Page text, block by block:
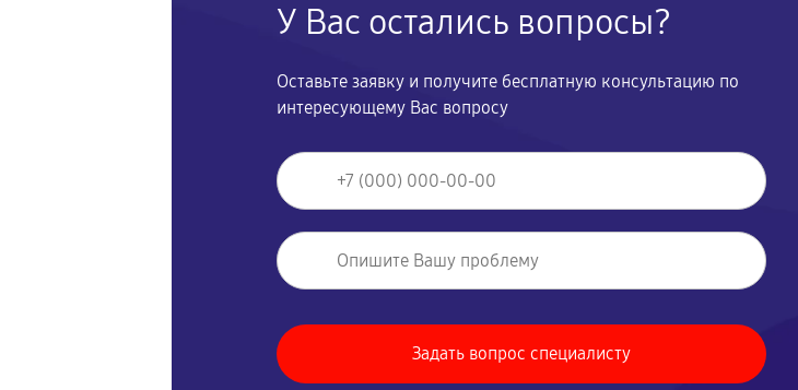
У Вас остались вопросы?
Оставьте заявку и получите бесплатную консультацию по
интересующему Вас вопросу